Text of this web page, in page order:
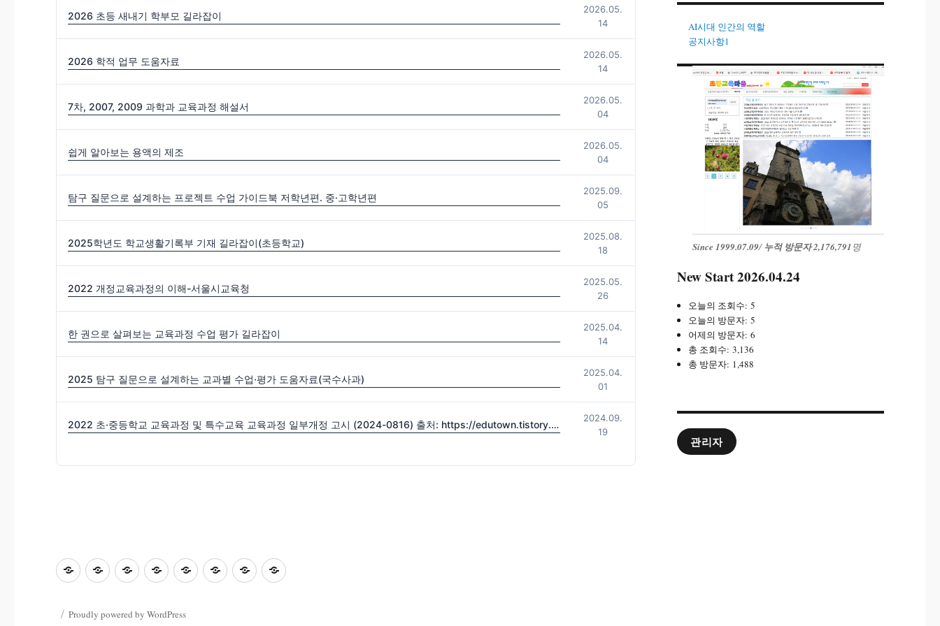
2026 초등 새내기 학부모 길라잡이
2026.05.
14
2026 학적 업무 도움자료
2026.05.
14
7차, 2007, 2009 과학과 교육과정 해설서
2026.05.
04
쉽게 알아보는 용액의 제조
2026.05.
04
탐구 질문으로 설계하는 프로젝트 수업 가이드북 저학년편. 중·고학년편
2025.09.
05
2025학년도 학교생활기록부 기재 길라잡이(초등학교)
2025.08.
18
2022 개정교육과정의 이해-서울시교육청
2025.05.
26
한 권으로 살펴보는 교육과정 수업 평가 길라잡이
2025.04.
14
2025 탐구 질문으로 설계하는 교과별 수업·평가 도움자료(국수사과)
2025.04.
01
2022 초·중등학교 교육과정 및 특수교육 교육과정 일부개정 고시 (2024-0816) 출처: https://edutown.tistory.com/1594 [초등교육마을2:티스토리]
2024.09.
19
AI시대 인간의 역할
공지사항1
Since 1999.07.09/누적 방문자 2,176,791명
New Start 2026.04.24
오늘의 조회수:5
오늘의 방문자:5
어제의 방문자:6
총 조회수:3,136
총 방문자: 1,488
관리자
초
홈
좋
과
좋
사
자
학
Proudly powered by WordPress